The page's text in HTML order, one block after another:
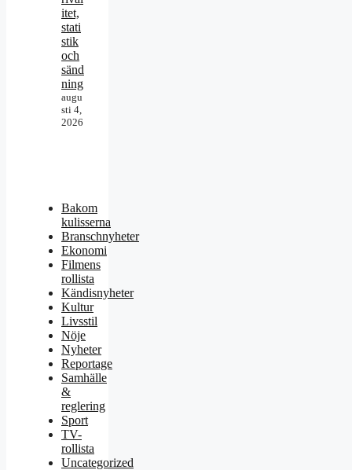
itet,
stati
stik
och
sänd
ning
augu
sti 4,
2026
Bakom
kulisserna
Branschnyheter
Ekonomi
Filmens
rollista
Kändisnyheter
Kultur
Livsstil
Nöje
Nyheter
Reportage
Samhälle
&
reglering
Sport
TV-
rollista
Uncategorized